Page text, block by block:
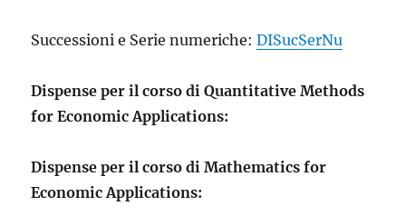
Successioni e Serie numeriche:DISucSerNu
Dispense per il corso di Quantitative Methods
for Economic Applications:
Dispense per il corso di Mathematics for
Economic Applications: